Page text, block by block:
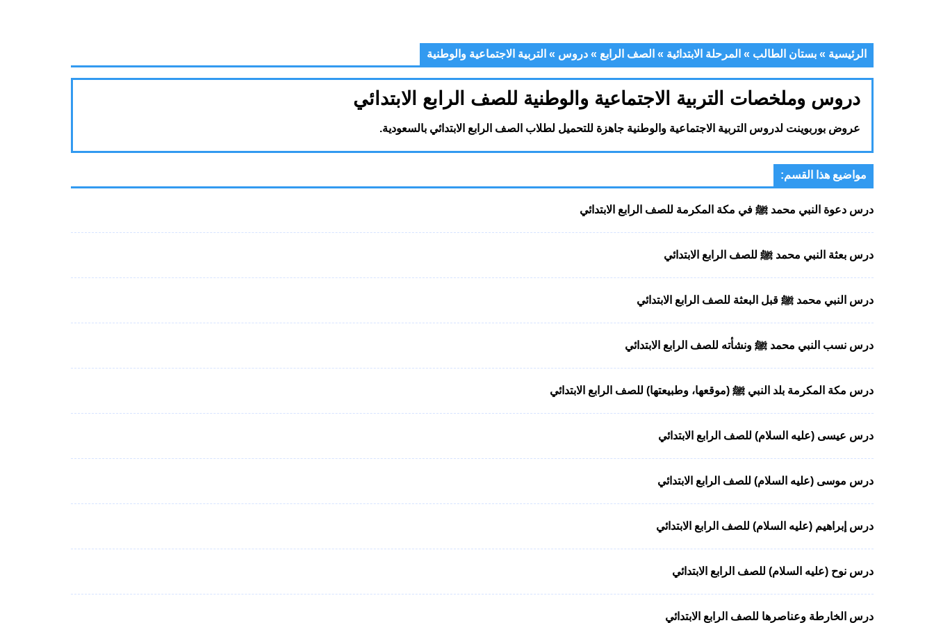
الرئيسية » بستان الطالب » المرحلة الابتدائية » الصف الرابع » دروس » التربية الاجتماعية والوطنية
دروس وملخصات التربية الاجتماعية والوطنية للصف الرابع الابتدائي
عروض بوربوينت لدروس التربية الاجتماعية والوطنية جاهزة للتحميل لطلاب الصف الرابع الابتدائي بالسعودية.
مواضيع هذا القسم:
درس دعوة النبي محمد ﷺ في مكة المكرمة للصف الرابع الابتدائي
درس بعثة النبي محمد ﷺ للصف الرابع الابتدائي
درس النبي محمد ﷺ قبل البعثة للصف الرابع الابتدائي
درس نسب النبي محمد ﷺ ونشأته للصف الرابع الابتدائي
درس مكة المكرمة بلد النبي ﷺ (موقعها، وطبيعتها) للصف الرابع الابتدائي
درس عيسى (عليه السلام) للصف الرابع الابتدائي
درس موسى (عليه السلام) للصف الرابع الابتدائي
درس إبراهيم (عليه السلام) للصف الرابع الابتدائي
درس نوح (عليه السلام) للصف الرابع الابتدائي
درس الخارطة وعناصرها للصف الرابع الابتدائي